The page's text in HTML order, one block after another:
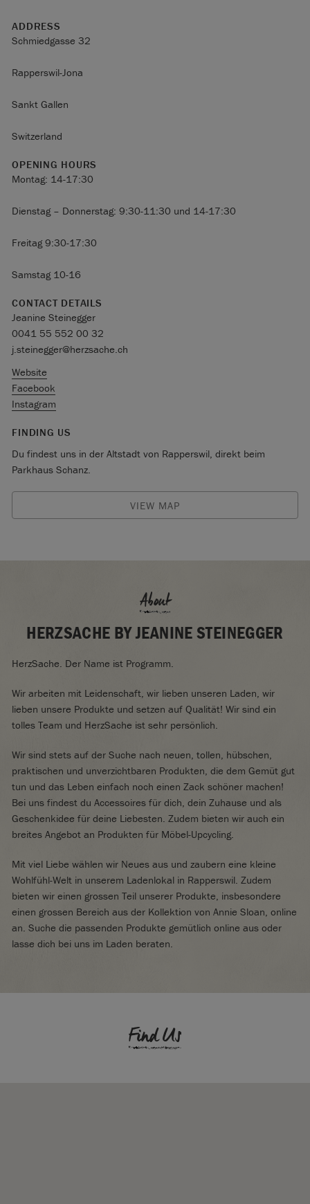
ADDRESS
Schmiedgasse 32
Rapperswil-Jona
Sankt Gallen
Switzerland
OPENING HOURS
Montag: 14-17:30
Dienstag – Donnerstag: 9:30-11:30 und 14-17:30
Freitag 9:30-17:30
Samstag 10-16
CONTACT DETAILS
Jeanine Steinegger
0041 55 552 00 32
j.steinegger@herzsache.ch
Website
Facebook
Instagram
FINDING US
Du findest uns in der Altstadt von Rapperswil, direkt beim
Parkhaus Schanz.
VIEW MAP
About
HERZSACHE BY JEANINE STEINEGGER
HerzSache. Der Name ist Programm.
Wir arbeiten mit Leidenschaft, wir lieben unseren Laden, wir
lieben unsere Produkte und setzen auf Qualität! Wir sind ein
tolles Team und HerzSache ist sehr persönlich.
Wir sind stets auf der Suche nach neuen, tollen, hübschen,
praktischen und unverzichtbaren Produkten, die dem Gemüt gut
tun und das Leben einfach noch einen Zack schöner machen!
Bei uns findest du Accessoires für dich, dein Zuhause und als
Geschenkidee für deine Liebesten. Zudem bieten wir auch ein
breites Angebot an Produkten für Möbel-Upcycling.
Mit viel Liebe wählen wir Neues aus und zaubern eine kleine
Wohlfühl-Welt in unserem Ladenlokal in Rapperswil. Zudem
bieten wir einen grossen Teil unserer Produkte, insbesondere
einen grossen Bereich aus der Kollektion von Annie Sloan, online
an. Suche die passenden Produkte gemütlich online aus oder
lasse dich bei uns im Laden beraten.
Find Us